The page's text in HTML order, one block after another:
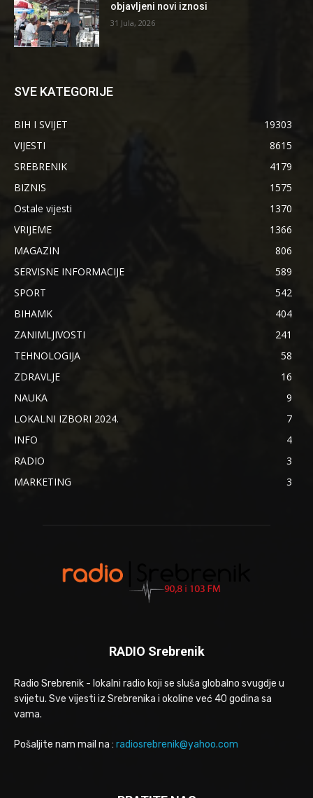
objavljeni novi iznosi
31 Jula, 2026
SVE KATEGORIJE
BIH I SVIJET
19303
VIJESTI
8615
SREBRENIK
4179
BIZNIS
1575
Ostale vijesti
1370
VRIJEME
1366
MAGAZIN
806
SERVISNE INFORMACIJE
589
SPORT
542
BIHAMK
404
ZANIMLJIVOSTI
241
TEHNOLOGIJA
58
ZDRAVLJE
16
NAUKA
9
LOKALNI IZBORI 2024.
7
INFO
4
RADIO
3
MARKETING
3
RADIO Srebrenik
Radio Srebrenik - lokalni radio koji se sluša globalno svugdje u
svijetu. Sve vijesti iz Srebrenika i okoline već 40 godina sa
vama.
Pošaljite nam mail na : radiosrebrenik@yahoo.com